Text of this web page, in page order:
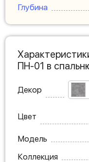
Глубина
ПН-01 в
Декор
Цвет
Модель
Коллекция